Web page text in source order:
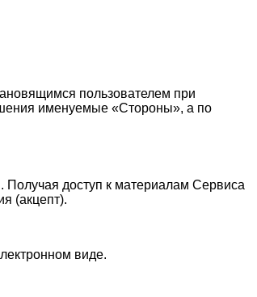
пользователем при
именуемые «Стороны», а по
Получая доступ к материалам Сервиса
(акцепт).
виде.